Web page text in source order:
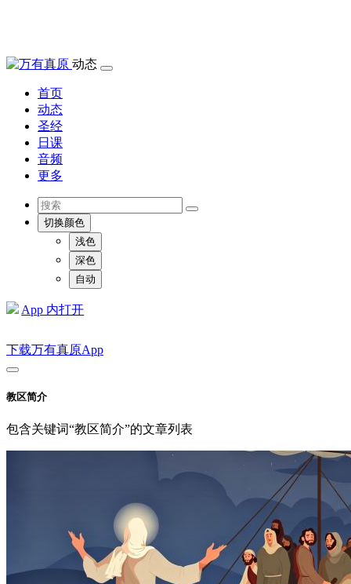
动态
首页
动态
圣经
日课
音频
更多
切换颜色
浅色
深色
自动
App 内打开
下载万有真原App
教区简介
包含关键词“教区简介”的文章列表